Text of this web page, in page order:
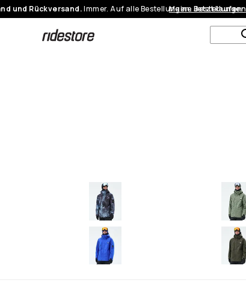
und Rückversand.Immer. Auf alle Bestellungen. Jetzt kaufen
Meine Bestellungen